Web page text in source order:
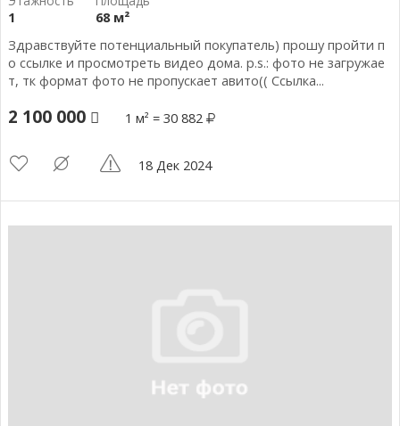
1
68 м²
Здравствуйте потенциальный покупатель) прошу пройти п
о ссылке и просмотреть видео дома. р.s.: фото не загружае
т, тк формат фото не пропускает авито(( Ссылка...
2 100 000 1 м² = 30 882
18 Дек 2024